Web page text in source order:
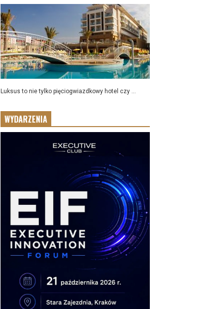
Luksus to nie tylko pięciogwiazdkowy hotel czy ...
WYDARZENIA